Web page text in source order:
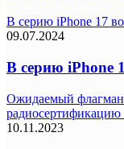
В серию iPhone 17
09.07.2024
В серию iPhone
Ожидаемый
радиосертификацию
10.11.2023